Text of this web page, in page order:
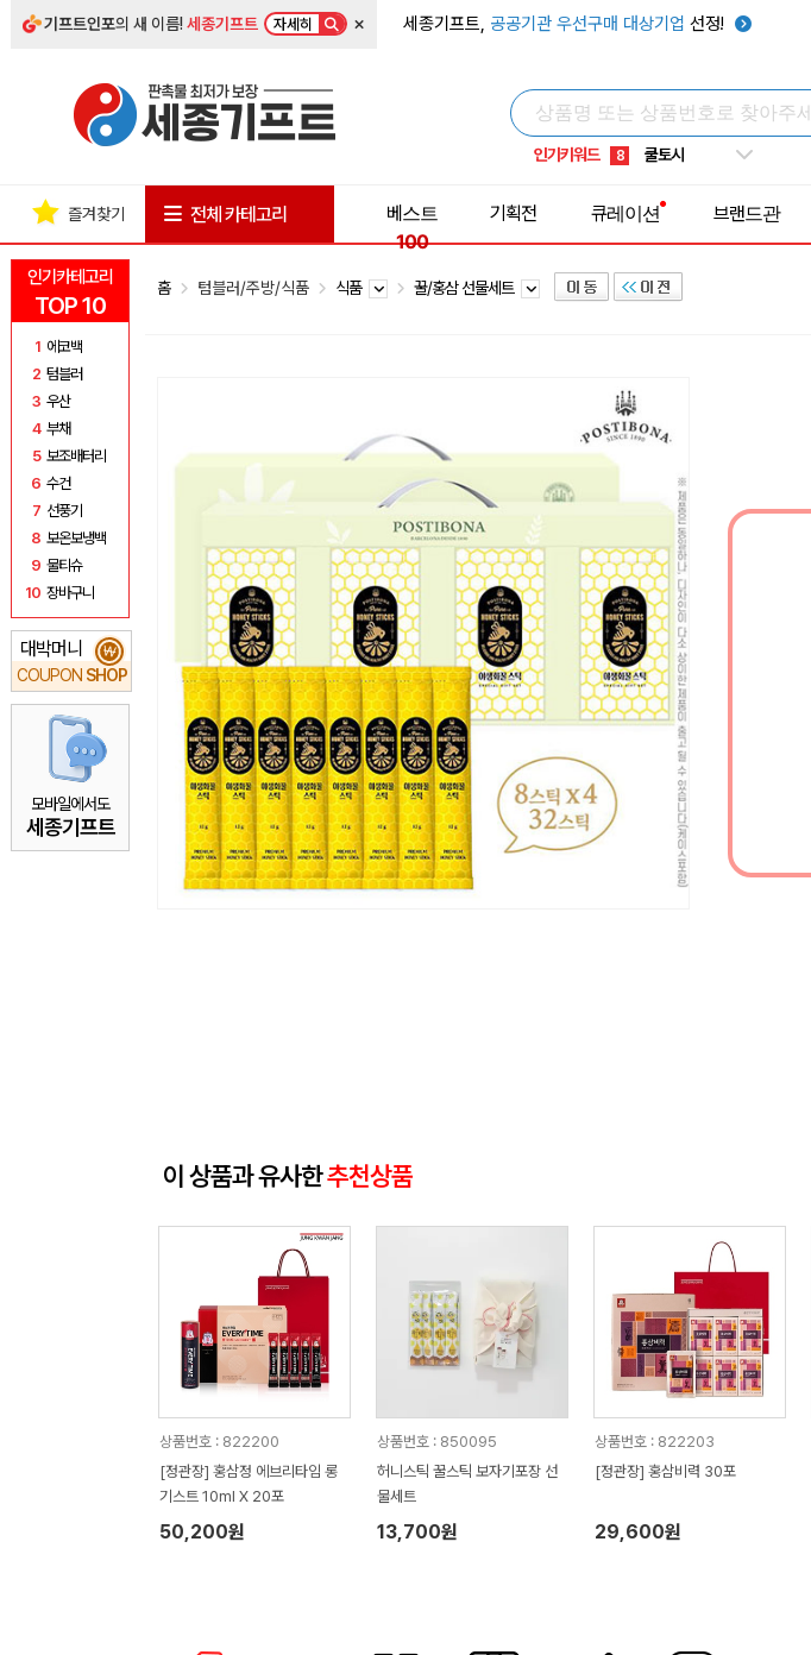
기프트인포의 새 이름!세종기프트 자세히 × 세종기프트, 공공기관 우선구매 대상기업 선정!
인기키워드
5 키캡
8 쿨토시
9 넥쿨러
1 선풍기
인기카테고리
TOP 10
1 에코백
2 텀블러
3 우산
4 부채
5 보조배터리
6 수건
7 선풍기
8 보온보냉백
9 물티슈
10 장바구니
대박머니
COUPON SHOP
₩
모바일에서도
세종기프트
즐겨찾기 전체 카테고리
베스트
100
기획전 큐레이션 브랜드관
홈 텀블러/주방/식품 식품 꿀/홍삼 선물세트
이 상품과 유사한추천상품
상품번호 : 822200
[정관장] 홍삼정 에브리타임 롱
기스트 10ml X 20포
50,200원
상품번호 : 850095
허니스틱 꿀스틱 보자기포장 선
물세트
13,700원
상품번호 : 822203
[정관장] 홍삼비력 30포
29,600원